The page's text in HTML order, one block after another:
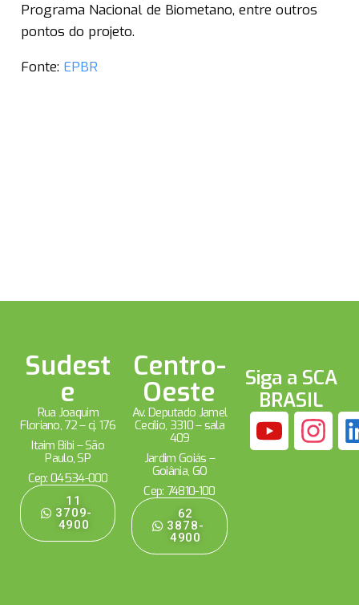
Programa Nacional de Biometano, entre outros
pontos do projeto.
Fonte: EPBR
Sudest
e
Rua Joaquim
Floriano, 72 – cj. 176
Itaim Bibi – São
Paulo, SP
Cep: 04534-000
11
3709-
4900
Centro-
Oeste
Av. Deputado Jamel
Cecílio, 3310 – sala
409
Jardim Goiás –
Goiânia, GO
Cep: 74810-100
62
3878-
4900
Siga a SCA
BRASIL